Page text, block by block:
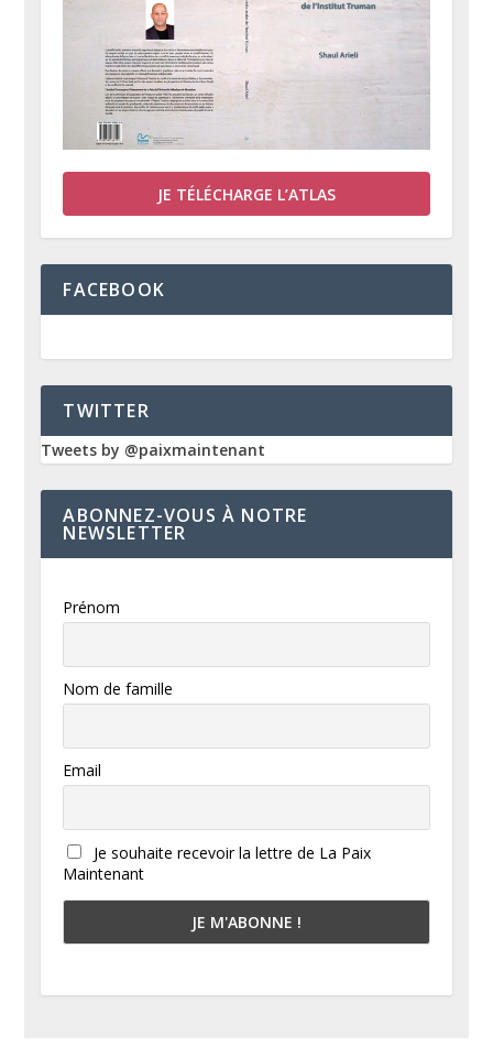
JE TÉLÉCHARGE L’ATLAS
FACEBOOK
TWITTER
Tweets by @paixmaintenant
ABONNEZ-VOUS À NOTRE
NEWSLETTER
Prénom
Nom de famille
Email
Je souhaite recevoir la lettre de La Paix
Maintenant